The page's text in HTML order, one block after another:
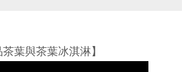
葉與茶葉冰淇淋】